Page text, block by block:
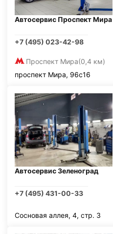
Автосервис Проспект Мира
+7 (495) 023-42-98
Проспект Мира(0,4 км)
проспект Мира, 96с16
Автосервис Зеленоград
+7 (495) 431-00-33
Сосновая аллея, 4, стр. 3